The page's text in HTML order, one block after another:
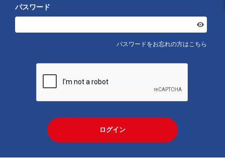
パスワード
パスワードをお忘れの方はこちら
ログイン